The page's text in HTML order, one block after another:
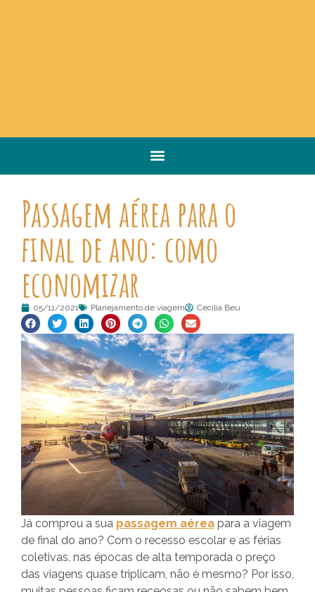
05/11/2021 Planejamento de viagem Cecilia Beu
Passagem aérea para o
final de ano: como
economizar
Já comprou a sua passagem aérea para a viagem
de final do ano? Com o recesso escolar e as férias
coletivas, nas épocas de alta temporada o preço
das viagens quase triplicam, não é mesmo? Por isso,